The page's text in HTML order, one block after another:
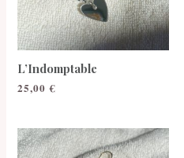
L’Indomptable
25,00€